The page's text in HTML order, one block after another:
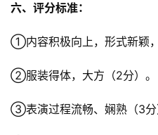
六、评分标准：
①内容积极向上，形式新颖，
②服装得体，大方（2分）。
③表演过程流畅、娴熟（3分